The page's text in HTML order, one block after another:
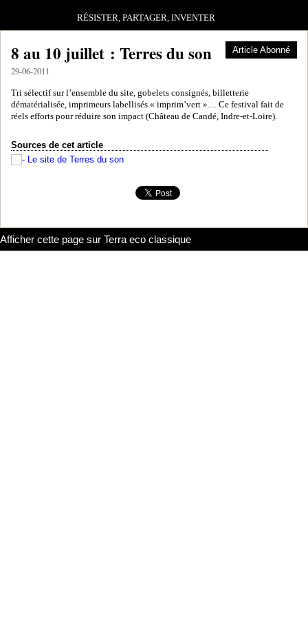
RÉSISTER, PARTAGER, INVENTER
Article Abonné
8 au 10 juillet : Terres du son
29-06-2011
Tri sélectif sur l’ensemble du site, gobelets consignés, billetterie
dématérialisée, imprimeurs labellisés « imprim’vert »… Ce festival fait de
réels efforts pour réduire son impact (Château de Candé, Indre-et-Loire).
Sources de cet article
Le site de Terres du son
Afficher cette page sur Terra eco classique